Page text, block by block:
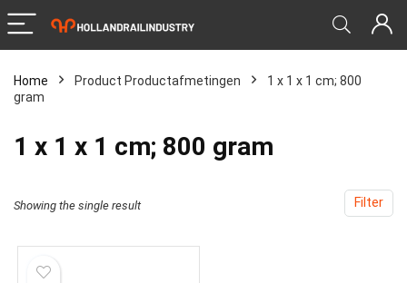
Home Product Productafmetingen
‎1 x 1 x 1 cm; 800
gram
‎1 x 1 x 1 cm; 800 gram
Filter
Showing the single result